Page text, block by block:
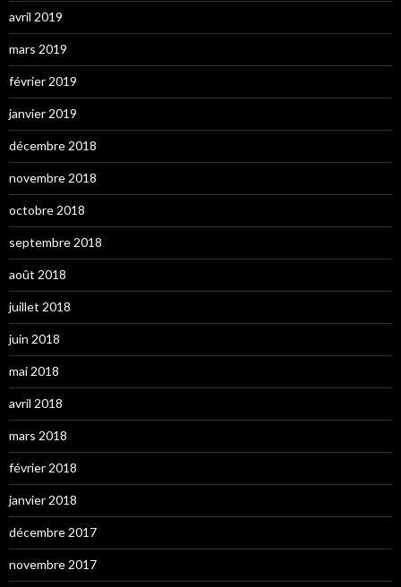
avril 2019
mars 2019
février 2019
janvier 2019
décembre 2018
novembre 2018
octobre 2018
septembre 2018
août 2018
juillet 2018
juin 2018
mai 2018
avril 2018
mars 2018
février 2018
janvier 2018
décembre 2017
novembre 2017